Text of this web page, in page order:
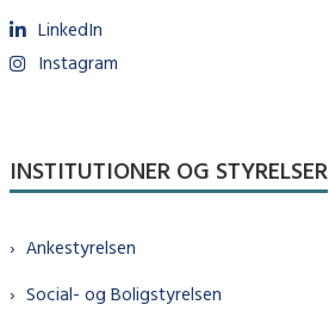
LinkedIn
Instagram
INSTITUTIONER OG STYRELSER
Ankestyrelsen
Social- og Boligstyrelsen